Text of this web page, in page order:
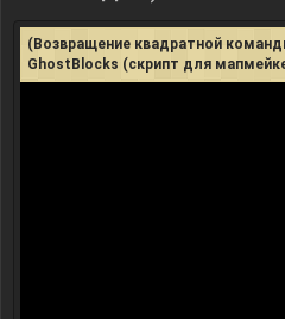
(Возвращение квадратной
GhostBlocks (скрипт для